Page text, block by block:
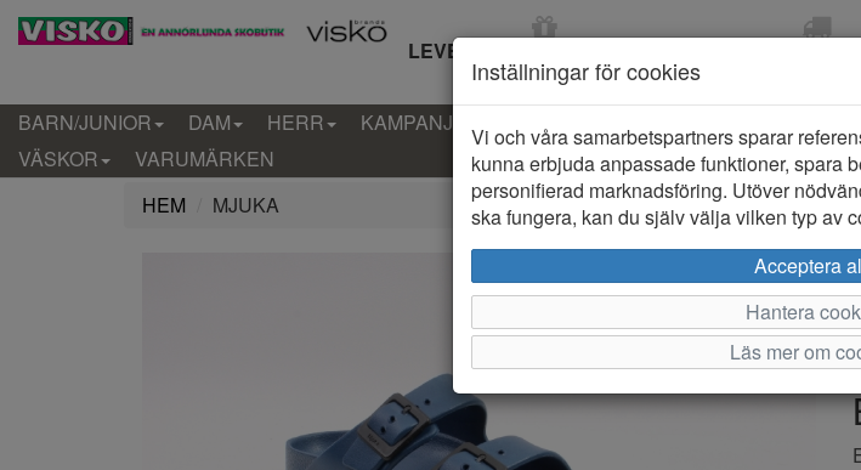
LEVERANS INOM 2-5 DAGAR
BARN/JUNIOR DAM HERR KAMPANJ KLÄDER-BARN
VÄSKOR
VARUMÄRKEN
HEM
MJUKA
Inställningar för cookies
Vi och våra samarbetspartners sparar
kunna erbjuda anpassade funktioner, spara
personifierad marknadsföring. Utöver
ska fungera, kan du själv välja vilken typ av
Acceptera
Hantera
Läs mer om